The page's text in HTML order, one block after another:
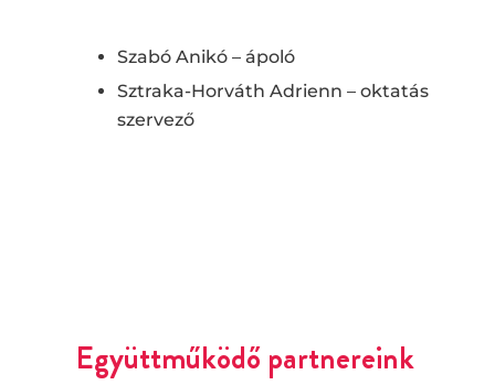
Szabó Anikó – ápoló
Sztraka-Horváth Adrienn – oktatás
szervező
Együttműködő partnereink